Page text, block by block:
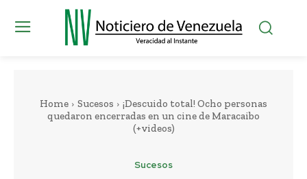
Home Sucesos
¡Descuido total! Ocho personas
quedaron encerradas en un cine de Maracaibo
(+videos)
Sucesos